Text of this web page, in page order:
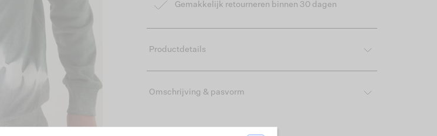
Gemakkelijk retourneren binnen 30 dagen
Productdetails
Omschrijving & pasvorm